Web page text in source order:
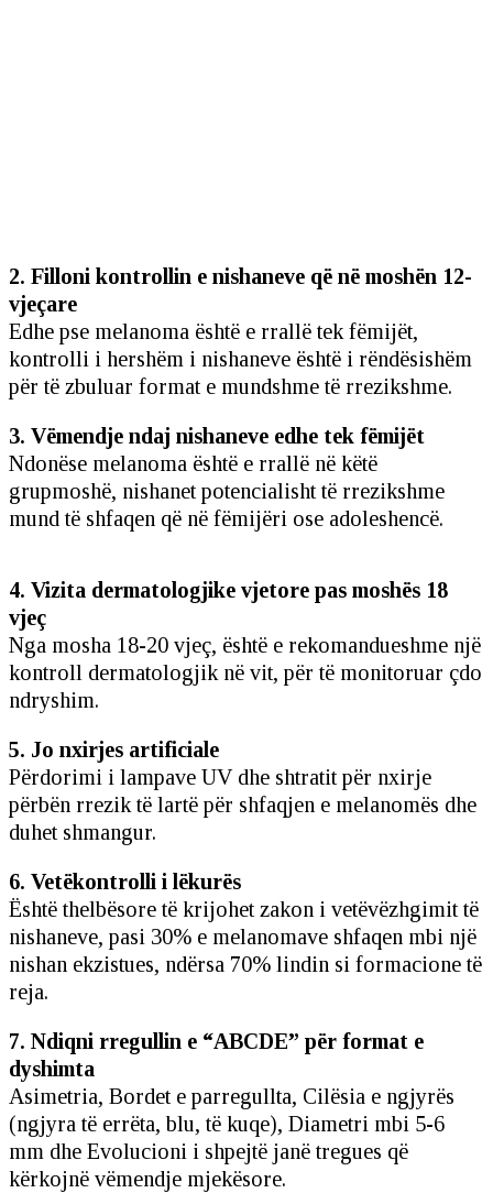
2. Filloni kontrollin e nishaneve që në moshën 12-
vjeçare
Edhe pse melanoma është e rrallë tek fëmijët,
kontrolli i hershëm i nishaneve është i rëndësishëm
për të zbuluar format e mundshme të rrezikshme.
3. Vëmendje ndaj nishaneve edhe tek fëmijët
Ndonëse melanoma është e rrallë në këtë
grupmoshë, nishanet potencialisht të rrezikshme
mund të shfaqen që në fëmijëri ose adoleshencë.
4. Vizita dermatologjike vjetore pas moshës 18
vjeç
Nga mosha 18-20 vjeç, është e rekomandueshme një
kontroll dermatologjik në vit, për të monitoruar çdo
ndryshim.
5. Jo nxirjes artificiale
Përdorimi i lampave UV dhe shtratit për nxirje
përbën rrezik të lartë për shfaqjen e melanomës dhe
duhet shmangur.
6. Vetëkontrolli i lëkurës
Është thelbësore të krijohet zakon i vetëvëzhgimit të
nishaneve, pasi 30% e melanomave shfaqen mbi një
nishan ekzistues, ndërsa 70% lindin si formacione të
reja.
7. Ndiqni rregullin e “ABCDE” për format e
dyshimta
Asimetria, Bordet e parregullta, Cilësia e ngjyrës
(ngjyra të errëta, blu, të kuqe), Diametri mbi 5-6
mm dhe Evolucioni i shpejtë janë tregues që
kërkojnë vëmendje mjekësore.